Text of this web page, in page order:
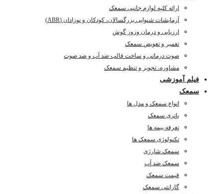
ارائه کلیه لوازم جانبی سمعک
آزمایشات شنوایی بزرگسالان، کودکان و نوزادان (ABR)
ارزیابی و درمان وزوز گوش
تعمیر و تعویض سمعک
صوت درمانی و ساخت قالب ضد آب و ضد صوت
مشاوره، تجویز و تنظیم سمعک
فیلم آموزشی
سمعک
انواع سمعک و مدل ها
باتری سمعک
تعرفه بیمه ها
تکنولوژی سمعک ها
سمعک شارژی
سمعک ضد آب
قیمت سمعک
گارانتی سمعک